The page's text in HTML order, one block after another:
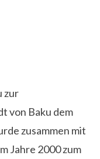
zur
von Baku dem
zusammen mit
Jahre 2000 zum